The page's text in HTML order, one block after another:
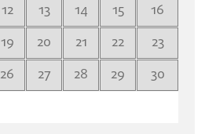
12 13 14 15
16
19 20 21 22
23
26 27 28 29
30